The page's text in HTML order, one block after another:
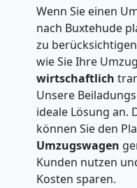
Wenn Sie einen
nach Buxtehude
zu
wie Sie Ihre
wirtschaftlich
Unsere
ideale Lösung an.
können Sie den
Umzugswagen
Kunden nutzen
Kosten sparen.